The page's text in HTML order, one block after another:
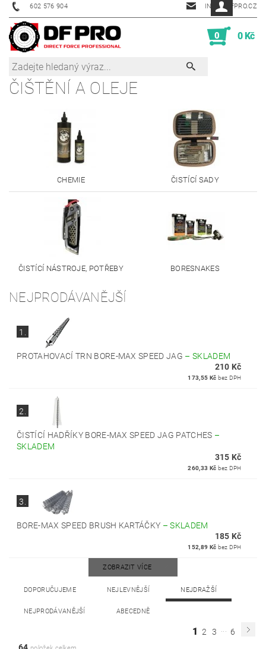
602 576 904 INFO@DFPRO.CZ
0 0 Kč
ČIŠTĚNÍ A OLEJE
CHEMIE ČISTÍCÍ SADY
ČISTÍCÍ NÁSTROJE, POTŘEBY BORESNAKES
NEJPRODÁVANĚJŠÍ
1.
PROTAHOVACÍ TRN BORE-MAX SPEED JAG – SKLADEM
210 Kč
173,55 Kč bez DPH
2.
ČISTÍCÍ HADŘÍKY BORE-MAX SPEED JAG PATCHES –
SKLADEM
315 Kč
260,33 Kč bez DPH
3.
BORE-MAX SPEED BRUSH KARTÁČKY –SKLADEM
185 Kč
152,89 Kč bez DPH
ZOBRAZIT VÍCE
DOPORUČUJEME NEJLEVNĚJŠÍ NEJDRAŽŠÍ
NEJPRODÁVANĚJŠÍ ABECEDNĚ
1 2 3 ... 6